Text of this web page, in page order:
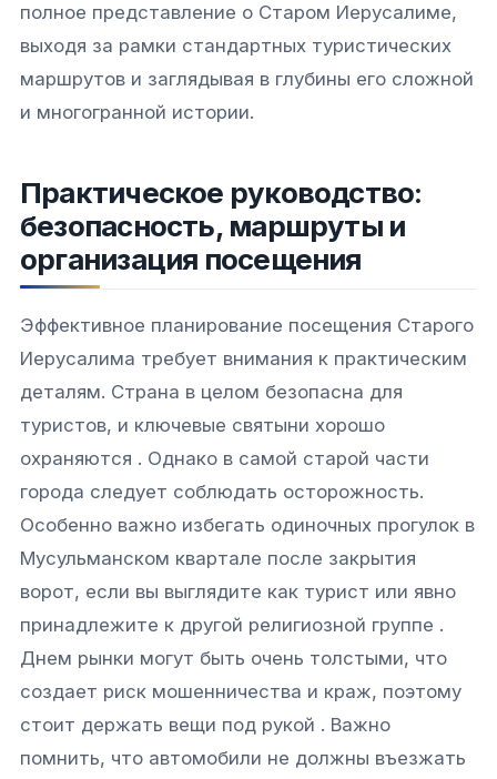
полное представление о Старом Иерусалиме,
выходя за рамки стандартных туристических
маршрутов и заглядывая в глубины его сложной
и многогранной истории.
Практическое руководство:
безопасность, маршруты и
организация посещения
Эффективное планирование посещения Старого
Иерусалима требует внимания к практическим
деталям. Страна в целом безопасна для
туристов, и ключевые святыни хорошо
охраняются . Однако в самой старой части
города следует соблюдать осторожность.
Особенно важно избегать одиночных прогулок в
Мусульманском квартале после закрытия
ворот, если вы выглядите как турист или явно
принадлежите к другой религиозной группе .
Днем рынки могут быть очень толстыми, что
создает риск мошенничества и краж, поэтому
стоит держать вещи под рукой . Важно
помнить, что автомобили не должны въезжать